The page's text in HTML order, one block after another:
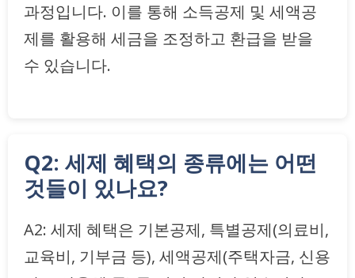
과정입니다. 이를 통해 소득공제 및 세액공
제를 활용해 세금을 조정하고 환급을 받을
수 있습니다.
Q2: 세제 혜택의 종류에는 어떤
것들이 있나요?
A2: 세제 혜택은 기본공제, 특별공제(의료비,
교육비, 기부금 등), 세액공제(주택자금, 신용